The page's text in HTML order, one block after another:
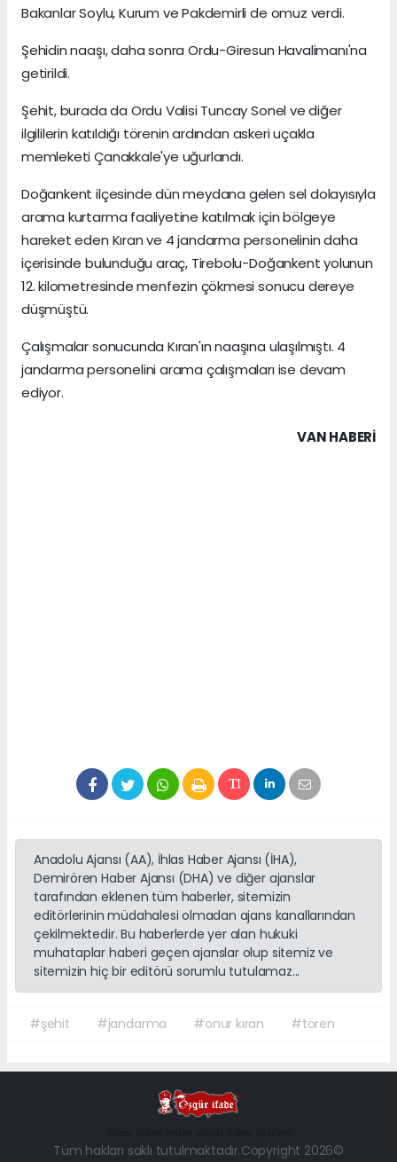
Bakanlar Soylu, Kurum ve Pakdemirli de omuz verdi.
Şehidin naaşı, daha sonra Ordu-Giresun Havalimanı'na
getirildi.
Şehit, burada da Ordu Valisi Tuncay Sonel ve diğer
ilgililerin katıldığı törenin ardından askeri uçakla
memleketi Çanakkale'ye uğurlandı.
Doğankent ilçesinde dün meydana gelen sel dolayısıyla
arama kurtarma faaliyetine katılmak için bölgeye
hareket eden Kıran ve 4 jandarma personelinin daha
içerisinde bulunduğu araç, Tirebolu-Doğankent yolunun
12. kilometresinde menfezin çökmesi sonucu dereye
düşmüştü.
Çalışmalar sonucunda Kıran'ın naaşına ulaşılmıştı. 4
jandarma personelini arama çalışmaları ise devam
ediyor.
VAN HABERİ
Anadolu Ajansı (AA), İhlas Haber Ajansı (İHA),
Demirören Haber Ajansı (DHA) ve diğer ajanslar
tarafından eklenen tüm haberler, sitemizin
editörlerinin müdahalesi olmadan ajans kanallarından
çekilmektedir. Bu haberlerde yer alan hukuki
muhataplar haberi geçen ajanslar olup sitemiz ve
sitemizin hiç bir editörü sorumlu tutulamaz...
#şehit #jandarma #onur kıran #tören
Tüm hakları saklı tutulmaktadır.Copyright 2026©